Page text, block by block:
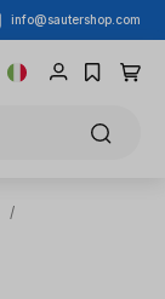
info@sautershop.com
/